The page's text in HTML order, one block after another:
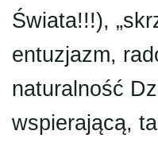
Świata!!!),
entuzjazm,
naturalność
wspierającą,